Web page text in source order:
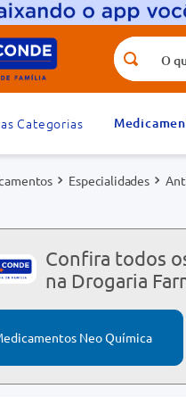
O que você busca?
Especialidades
Confira todos
na Drogaria
Neo Química
Termos mais
1
medicamento
5º dipirona